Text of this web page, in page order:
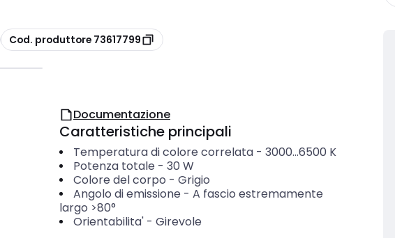
copia
Cod. produttore 73617799
Documentazione
Caratteristiche principali
Temperatura di colore correlata- 3000...6500 K
Potenza totale - 30 W
Colore del corpo - Grigio
Angolo di emissione - A fascio estremamente
largo >80°
Orientabilita'- Girevole